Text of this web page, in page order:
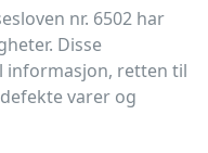
nr. 6502 har
Disse
retten til
varer og